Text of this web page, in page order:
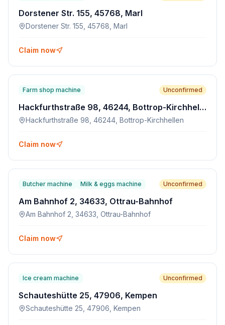
Dorstener Str. 155, 45768, Marl
Dorstener Str. 155, 45768, Marl
Claim now
Farm shop machine Unconfirmed
Hackfurthstraße 98, 46244, Bottrop-Kirchhellen
Hackfurthstraße 98, 46244, Bottrop-Kirchhellen
Claim now
Butcher machine Milk & eggs machine Unconfirmed
Am Bahnhof 2, 34633, Ottrau-Bahnhof
Am Bahnhof 2, 34633, Ottrau-Bahnhof
Claim now
Ice cream machine Unconfirmed
Schauteshütte 25, 47906, Kempen
Schauteshütte 25, 47906, Kempen